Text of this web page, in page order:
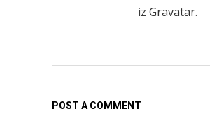
iz Gravatar.
POST A COMMENT